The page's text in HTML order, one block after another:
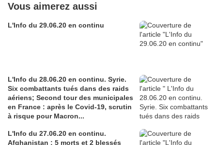
Vous aimerez aussi
L'Info du 29.06.20 en continu
L'Info du 28.06.20 en continu. Syrie.
Six combattants tués dans des raids
aériens; Second tour des municipales
en France : après le Covid-19, scrutin
à risque pour Macron...
L'Info du 27.06.20 en continu.
Afghanistan : 5 morts et 2 blessés